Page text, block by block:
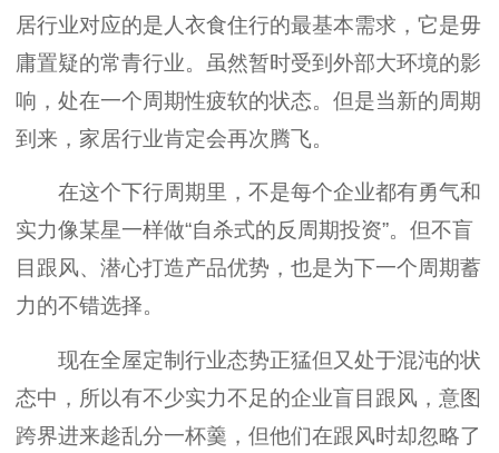
居行业对应的是人衣食住行的最基本需求，它是毋
庸置疑的常青行业。虽然暂时受到外部大环境的影
响，处在一个周期性疲软的状态。但是当新的周期
到来，家居行业肯定会再次腾飞。
在这个下行周期里，不是每个企业都有勇气和
实力像某星一样做“自杀式的反周期投资”。但不盲
目跟风、潜心打造产品优势，也是为下一个周期蓄
力的不错选择。
现在全屋定制行业态势正猛但又处于混沌的状
态中，所以有不少实力不足的企业盲目跟风，意图
跨界进来趁乱分一杯羹，但他们在跟风时却忽略了